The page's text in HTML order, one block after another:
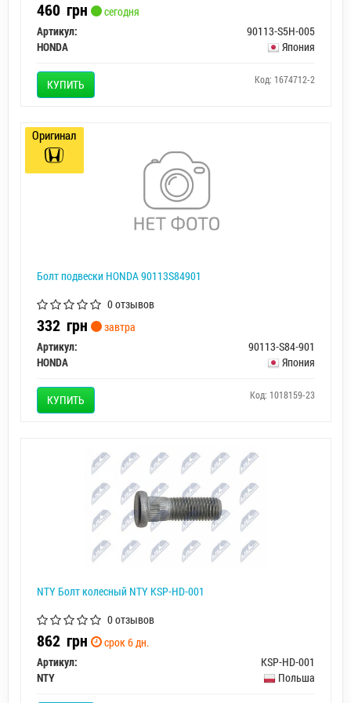
460 грн
сегодня
Артикул:
90113-S5H-005
HONDA
Япония
КУПИТЬ Код: 1674712-2
Болт подвески HONDA 90113S84901
0 отзывов
332 грн
завтра
Артикул:
90113-S84-901
HONDA
Япония
КУПИТЬ Код: 1018159-23
Оригинал
NTY Болт колесный NTY KSP-HD-001
0 отзывов
862 грн
срок 6 дн.
Артикул:
KSP-HD-001
NTY
Польша